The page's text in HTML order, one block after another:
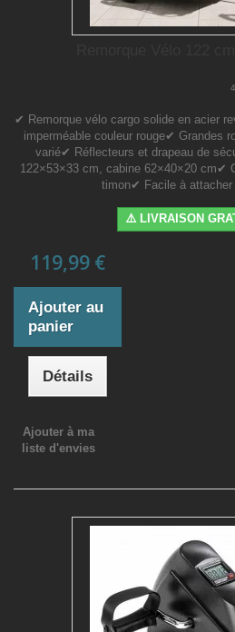
✔ Remorque vélo cargo solide en acier
imperméable couleur rouge✔ Grandes
varié✔ Réflecteurs et drapeau de
122×53×33 cm, cabine 62×40×20 cm✔
timon✔ Facile à attacher
⚠️ LIVRAISON
119,99 €
Ajouter au
panier
Détails
Ajouter à ma
liste d'envies